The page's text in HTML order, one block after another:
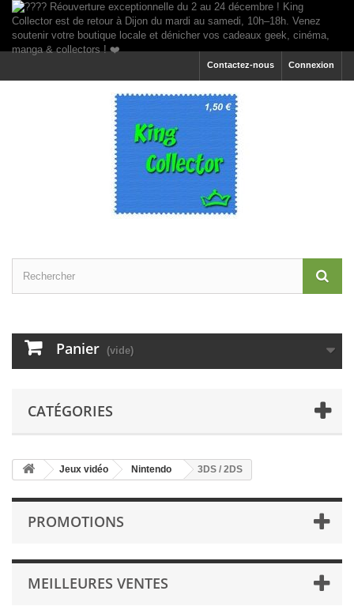
Connexion
Contactez-nous
Panier (vide)
CATÉGORIES
Jeux vidéo Nintendo 3DS / 2DS
PROMOTIONS
MEILLEURES VENTES